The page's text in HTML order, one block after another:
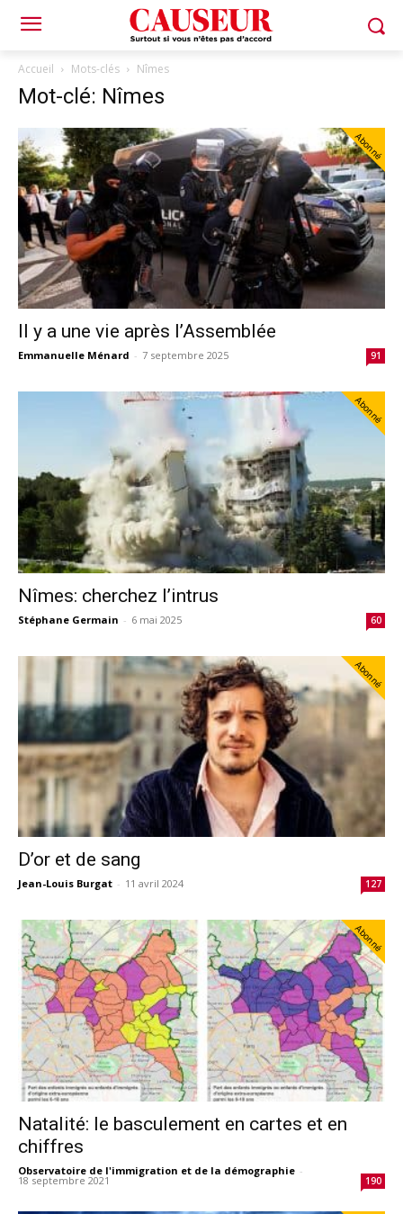
Accueil Mots-clés Nîmes
Mot-clé: Nîmes
Abonné
Il y a une vie après l’Assemblée
Emmanuelle Ménard - 7 septembre 2025 91
Abonné
Nîmes: cherchez l’intrus
Stéphane Germain - 6 mai 2025 60
Abonné
D’or et de sang
Jean-Louis Burgat - 11 avril 2024 127
Abonné
Natalité: le basculement en cartes et en
chiffres
Observatoire de l'immigration et de la démographie -
18 septembre 2021 190